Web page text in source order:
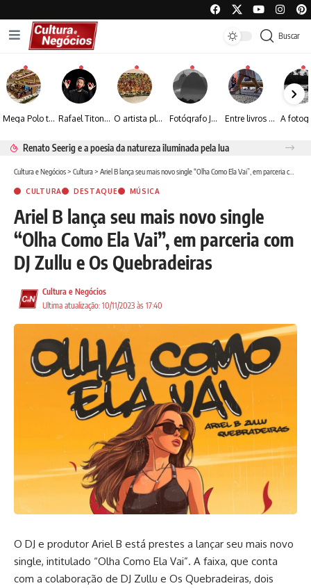
Buscar
Mega Polo transforma lançamento de coleção em plataforma nacional de negócios e projeta crescimento de mais de 15% Rafael Titonelly leva magia e acolhimento a crianças em tratamento oncológico em Juiz de Fora O artista plástico Jorge Luiz transforma sustentabilidade e criatividade em arte contemporânea Fotógrafo José Roberto apresenta um olhar sensível sobre arquitetura, formas e luz na fotografia Entre livros e fotografia autoral, Sebastião Reis consolida uma trajetória marcada pelo olhar artístico
Renato Seerig e a poesia da natureza iluminada pela lua
Cultura e Negócios> Cultura> Ariel B lança seu mais novo single “Olha Como Ela Vai”, em parceria com DJ Zullu e Os Quebradeiras
CULTURA DESTAQUE MÚSICA
Ariel B lança seu mais novo single
“Olha Como Ela Vai”, em parceria com
DJ Zullu e Os Quebradeiras
Ultima atualização: 10/11/2023 às 17:40
Cultura e Negócios
O DJ e produtor Ariel B está prestes a lançar seu mais novo
single, intitulado “Olha Como Ela Vai”. A faixa, que conta
com a colaboração de DJ Zullu e Os Quebradeiras, dois